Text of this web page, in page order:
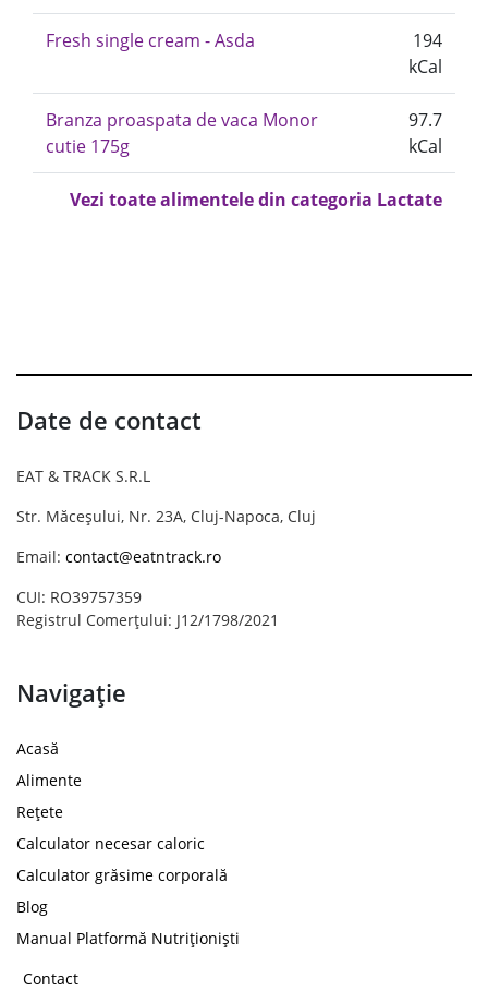
Fresh single cream - Asda
194
kCal
Branza proaspata de vaca Monor
cutie 175g
97.7
kCal
Vezi toate alimentele din categoria Lactate
Date de contact
EAT & TRACK S.R.L
Str. Măceșului, Nr. 23A, Cluj-Napoca, Cluj
Email: contact@eatntrack.ro
CUI: RO39757359
Registrul Comerțului: J12/1798/2021
Navigație
Acasă
Alimente
Rețete
Calculator necesar caloric
Calculator grăsime corporală
Blog
Manual Platformă Nutriționiști
Contact